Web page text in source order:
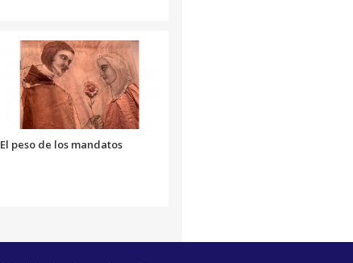
El peso de los mandatos